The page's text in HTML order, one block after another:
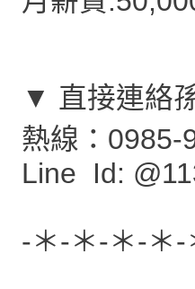
▼ 直接連絡
熱線：0985-
Line Id:
-＊-＊-＊-＊